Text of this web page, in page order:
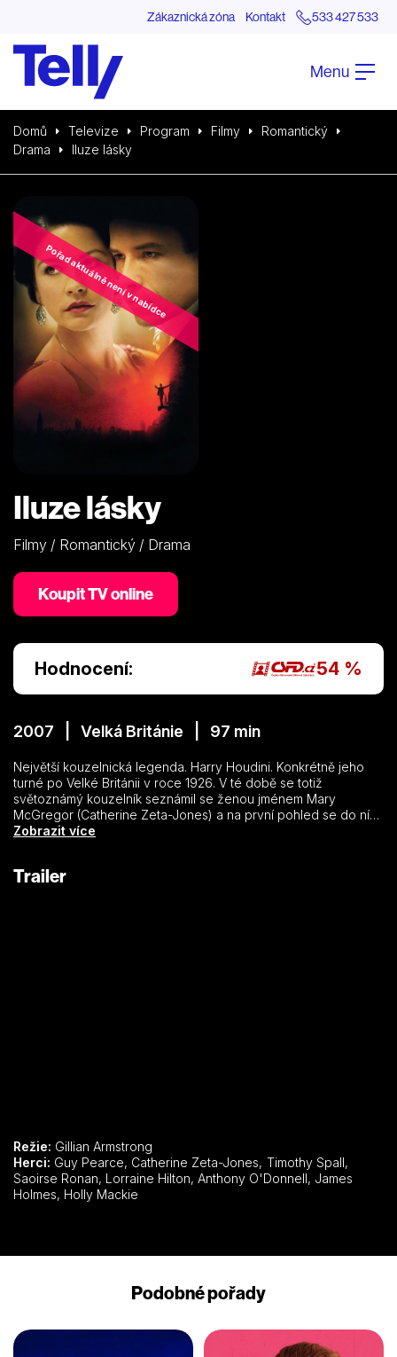
Zákaznická zóna Kontakt 533 427 533
Menu
Domů Televize Program Filmy
Romantický
Drama
Iluze lásky
Pořad aktuálně není v nabídce
Iluze lásky
Filmy / Romantický / Drama
Koupit TV online
Hodnocení: 54 %
2007 | Velká Británie | 97 min
Největší kouzelnická legenda. Harry Houdini. Konkrétně jeho
turné po Velké Británii v roce 1926. V té době se totiž
světoznámý kouzelník seznámil se ženou jménem Mary
McGregor (Catherine Zeta-Jones) a na první pohled se do ní
zamiloval. Netušil však, že jeho čerstvá láska není úplně tím, čím
kouzelnických seancí „ducha“ jeho matky. Bude se čarovat,
Zobrazit více
Trailer
Režie: Gillian Armstrong
Herci:
Saoirse Ronan, Lorraine Hilton, Anthony O'Donnell, James
Holmes, Holly Mackie
Podobné pořady